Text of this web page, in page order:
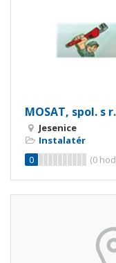
MOSAT, spol. s
Jesenice
Instalatér
0
(0